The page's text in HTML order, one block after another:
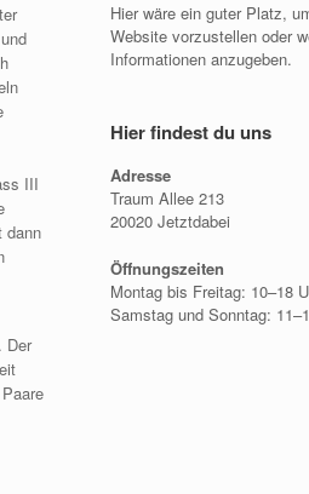
III
dann
Der
Hier wäre ein guter Platz,
Website vorzustellen oder
Informationen anzugeben.
Hier findest du uns
Adresse
Traum Allee 213
20020 Jetztdabei
Öffnungszeiten
Montag bis Freitag: 10–18
Samstag und Sonntag: